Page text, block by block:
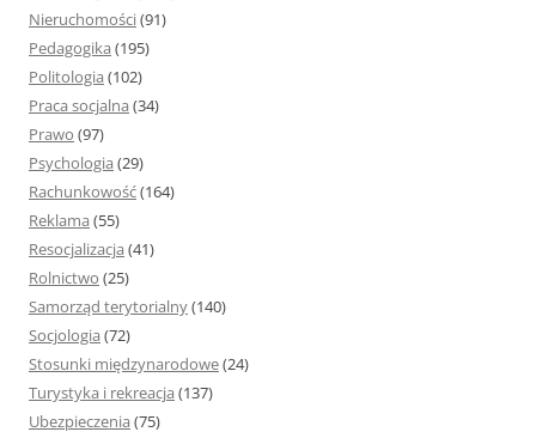
Nieruchomości(91)
Pedagogika (195)
Politologia (102)
Praca socjalna (34)
Prawo (97)
Psychologia (29)
Rachunkowość(164)
Reklama (55)
Resocjalizacja (41)
Rolnictwo (25)
Samorząd terytorialny(140)
Socjologia (72)
Stosunki międzynarodowe(24)
Turystyka i rekreacja (137)
Ubezpieczenia (75)